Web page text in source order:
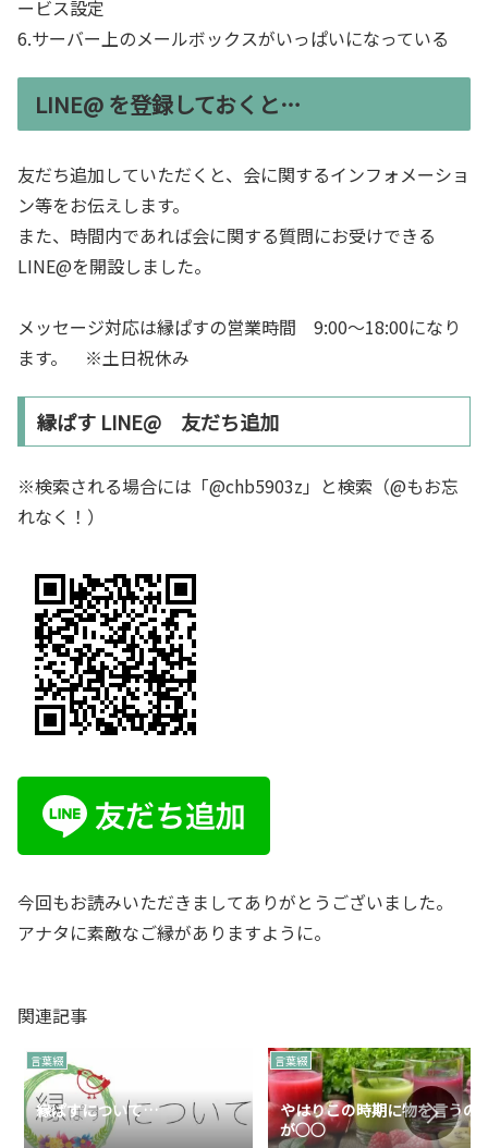
ービス設定
6.サーバー上のメールボックスがいっぱいになっている
LINE@ を登録しておくと…
友だち追加していただくと、会に関するインフォメーショ
ン等をお伝えします。
また、時間内であれば会に関する質問にお受けできる
LINE@を開設しました。
メッセージ対応は縁ぱすの営業時間 9:00～18:00になり
ます。 ※土日祝休み
縁ぱす LINE@ 友だち追加
※検索される場合には「@chb5903z」と検索（@もお忘
れなく！）
今回もお読みいただきましてありがとうございました。
アナタに素敵なご縁がありますように。
関連記事
言葉綴
縁ぱすについて…
言葉綴
やはりこの時期に物を言うの
が○○